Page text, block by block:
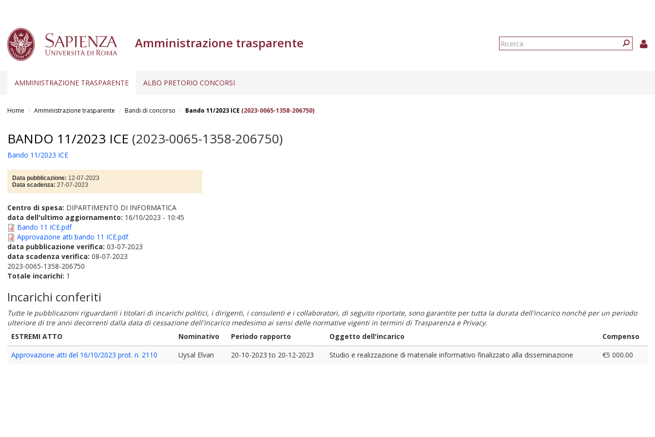
Amministrazione trasparente
Form
AMMINISTRAZIONE TRASPARENTE ALBO PRETORIO CONCORSI
Home Amministrazione trasparente Bandi di concorso Bando 11/2023 ICE (2023-0065-1358-206750)
BANDO 11/2023 ICE (2023-0065-1358-206750)
Bando 11/2023 ICE
Data pubblicazione: 12-07-2023
Data scadenza: 27-07-2023
Centro di spesa: DIPARTIMENTO DI INFORMATICA
data dell'ultimo aggiornamento: 16/10/2023 - 10:45
Bando 11 ICE.pdf
Approvazione atti bando 11 ICE.pdf
data pubblicazione verifica: 03-07-2023
data scadenza verifica: 08-07-2023
2023-0065-1358-206750
Totale incarichi: 1
Incarichi conferiti
Tutte le pubblicazioni riguardanti i titolari di incarichi politici, i dirigenti, i consulenti e i collaboratori, di seguito riportate, sono garantite per tutta la durata dell'incarico nonché per un periodo
ulteriore di tre anni decorrenti dalla data di cessazione dell'incarico medesimo ai sensi delle normative vigenti in termini di Trasparenza e Privacy.
ESTREMI ATTO
Nominativo Periodo rapporto Oggetto dell'incarico
Compenso
Approvazione atti del 16/10/2023 prot. n. 2110
Uysal Elvan 20-10-2023 to 20-12-2023 Studio e realizzazione di materiale informativo finalizzato alla disseminazione €5 000.00